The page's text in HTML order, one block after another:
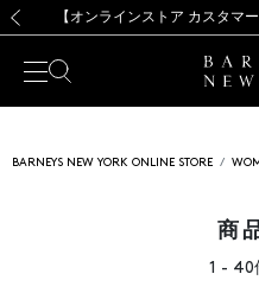
【夏季休業に伴う出荷一
熊本県を中心とした地震の影
【開催中】SUMMER
【夏季休業に伴う出荷一
BARNEYS NEW YORK ONLINE STORE
商
1 - 40